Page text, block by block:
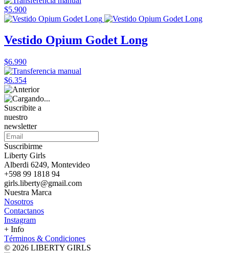
$5.900
Vestido Opium Godet Long
$6.990
$6.354
Suscribite a
nuestro
newsletter
Suscribirme
Liberty Girls
Alberdi 6249, Montevideo
+598 99 1818 94
girls.liberty@gmail.com
Nuestra Marca
Nosotros
Contactanos
Instagram
+ Info
Términos & Condiciones
© 2026 LIBERTY GIRLS